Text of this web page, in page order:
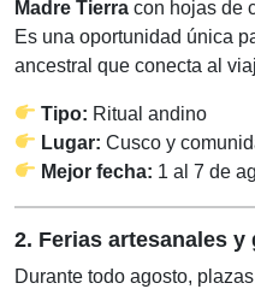
Madre Tierra con hojas de
Es una oportunidad única
ancestral que conecta al
Tipo: Ritual andino
Lugar: Cusco y
Mejor fecha: 1 al 7 de
2. Ferias artesanales
Durante todo agosto,